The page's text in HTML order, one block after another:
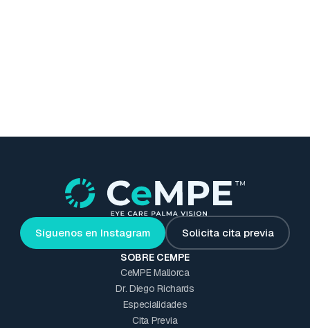
Síguenos en Instagram Solicita cita previa
SOBRE CEMPE
CeMPE Mallorca
Dr. Diego Richards
Especialidades
Cita Previa